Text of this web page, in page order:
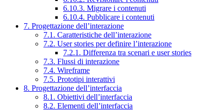
6.10.3. Migrare i contenuti
6.10.4. Pubblicare i contenuti
7. Progettazione dell’interazione
7.1. Caratteristiche dell’interazione
7.2. User stories per definire l’interazione
7.2.1. Differenza tra scenari e user stories
7.3. Flussi di interazione
7.4. Wireframe
7.5. Prototipi interattivi
8. Progettazione dell’interfaccia
8.1. Obiettivi dell’interfaccia
8.2. Elementi dell’interfaccia